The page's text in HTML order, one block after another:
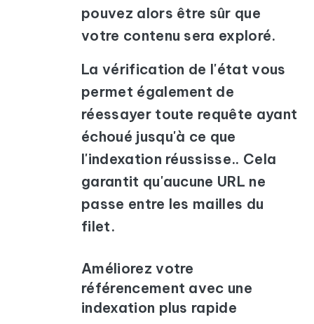
pouvez alors être sûr que
votre contenu sera exploré.
La vérification de l'état vous
permet également de
réessayer toute requête ayant
échoué jusqu'à ce que
l'indexation réussisse.. Cela
garantit qu'aucune URL ne
passe entre les mailles du
filet.
Améliorez votre
référencement avec une
indexation plus rapide